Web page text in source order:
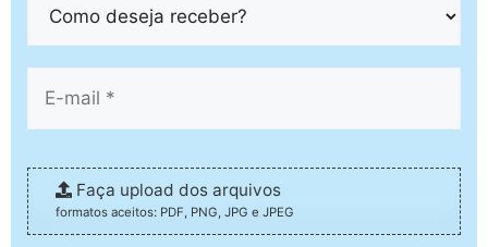
Faça upload dos arquivos
formatos aceitos: PDF, PNG, JPG e JPEG